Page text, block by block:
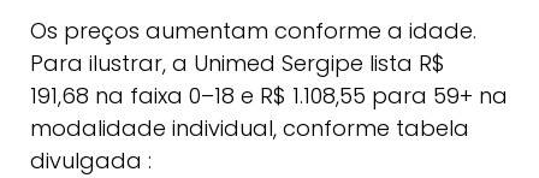
Os preços aumentam conforme a idade.
Para ilustrar, a Unimed Sergipe lista R$
191,68 na faixa 0–18 e R$ 1.108,55 para 59+ na
modalidade individual, conforme tabela
divulgada :